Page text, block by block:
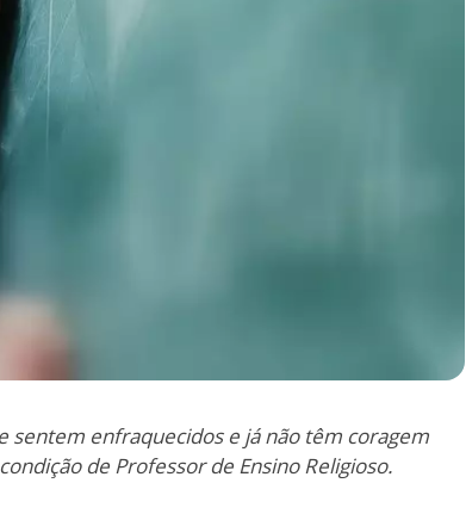
sentem enfraquecidos e já não têm coragem
de Professor de Ensino Religioso.